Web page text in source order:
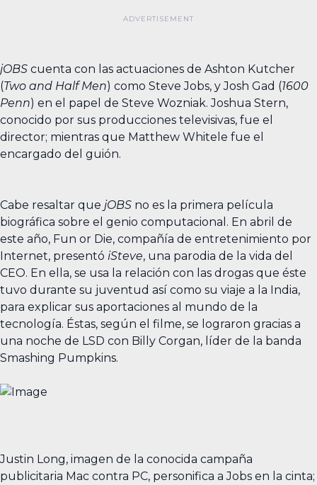
jOBS cuenta con las actuaciones de Ashton Kutcher
(Two and Half Men) como Steve Jobs, y Josh Gad (1600
Penn) en el papel de Steve Wozniak. Joshua Stern,
conocido por sus producciones televisivas, fue el
director; mientras que Matthew Whitele fue el
encargado del guión.
Cabe resaltar que jOBS no es la primera película
biográfica sobre el genio computacional. En abril de
este año, Fun or Die, compañía de entretenimiento por
Internet, presentó iSteve, una parodia de la vida del
CEO. En ella, se usa la relación con las drogas que éste
tuvo durante su juventud así como su viaje a la India,
para explicar sus aportaciones al mundo de la
tecnología. Éstas, según el filme, se lograron gracias a
una noche de LSD con Billy Corgan, líder de la banda
Smashing Pumpkins.
Justin Long, imagen de la conocida campaña
publicitaria Mac contra PC, personifica a Jobs en la cinta;